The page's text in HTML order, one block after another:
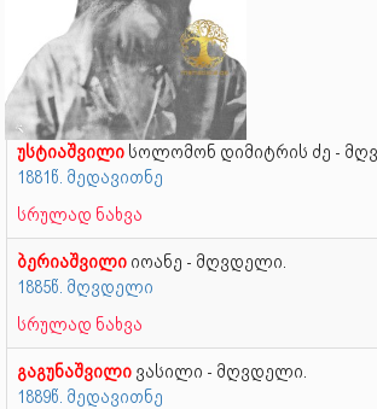
უსტიაშვილი სოლომონ დიმიტრის ძე -
1881წ. მედავითნე
სრულად ნახვა
ბერიაშვილი იოანე - მღვდელი.
1885წ. მღვდელი
სრულად ნახვა
გაგუნაშვილი ვასილი - მღვდელი.
1889წ. მედავითნე